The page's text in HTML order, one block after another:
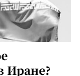
Иране?